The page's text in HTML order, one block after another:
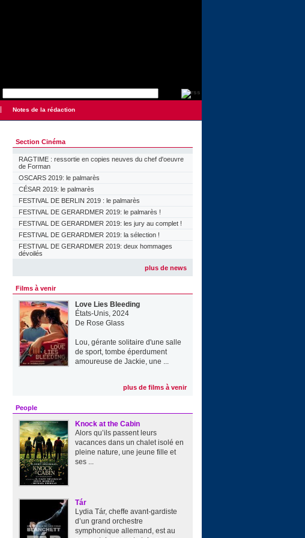
Notes de la rédaction
Section Cinéma
RAGTIME : ressortie en copies neuves du chef d'oeuvre
de Forman
OSCARS 2019: le palmarès
CÉSAR 2019: le palmarès
FESTIVAL DE BERLIN 2019 : le palmarès
FESTIVAL DE GERARDMER 2019: le palmarès !
FESTIVAL DE GERARDMER 2019: les jury au complet !
FESTIVAL DE GERARDMER 2019: la sélection !
FESTIVAL DE GERARDMER 2019: deux hommages
dévoilés
plus de news
Films à venir
Love Lies Bleeding
États-Unis, 2024
De Rose Glass
Lou, gérante solitaire d'une salle
de sport, tombe éperdument
amoureuse de Jackie, une ...
plus de films à venir
People
Knock at the Cabin
Alors qu’ils passent leurs
vacances dans un chalet isolé en
pleine nature, une jeune fille et
ses ...
Tár
Lydia Tár, cheffe avant-gardiste
d’un grand orchestre
symphonique allemand, est au